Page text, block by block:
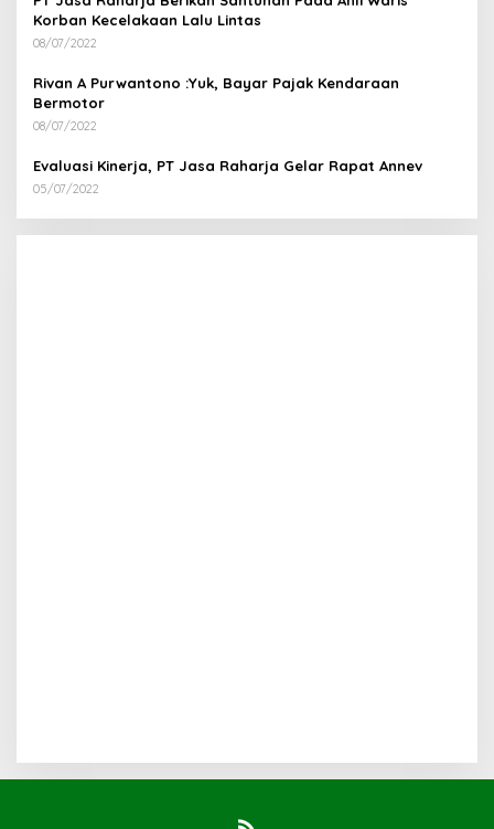
Korban Kecelakaan Lalu Lintas
08/07/2022
Rivan A Purwantono :Yuk, Bayar Pajak Kendaraan
Bermotor
08/07/2022
Evaluasi Kinerja, PT Jasa Raharja Gelar Rapat Annev
05/07/2022